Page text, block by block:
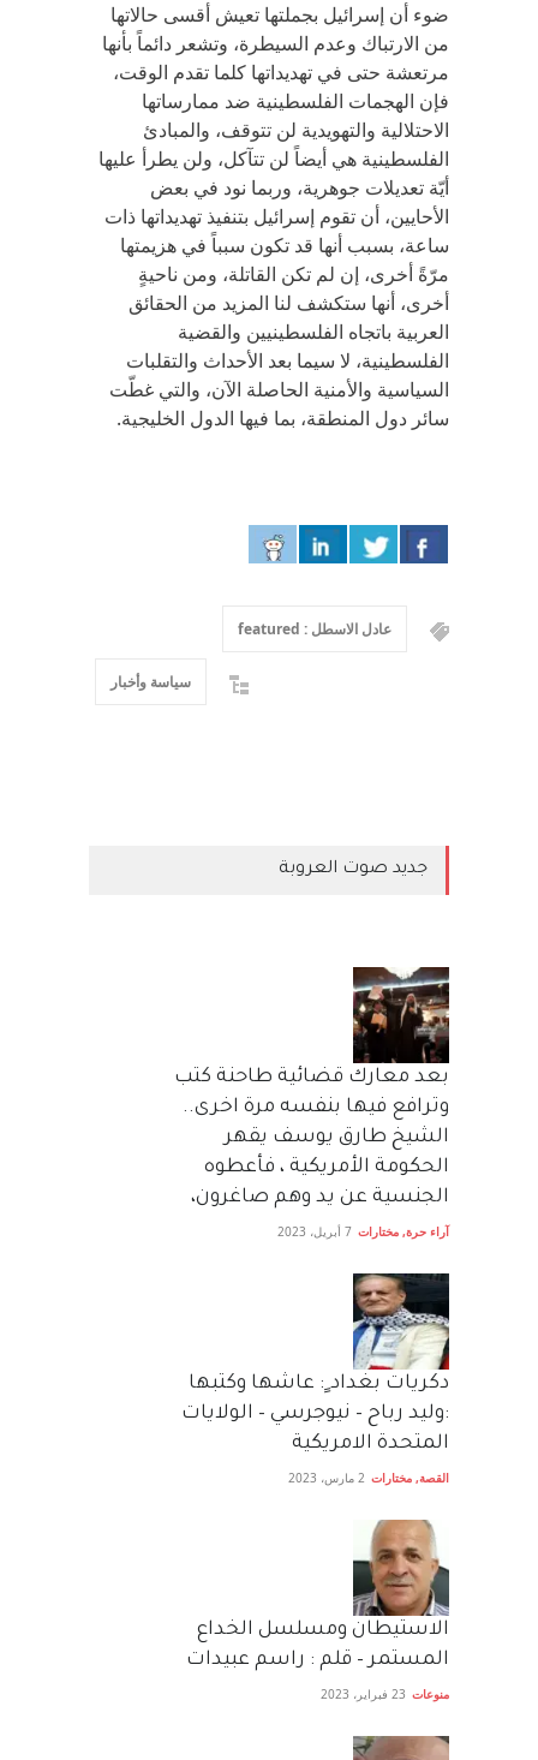
ضوء أن إسرائيل بجملتها تعيش أقسى حالاتها
من الارتباك وعدم السيطرة، وتشعر دائماً بأنها
مرتعشة حتى في تهديداتها كلما تقدم الوقت،
فإن الهجمات الفلسطينية ضد ممارساتها
الاحتلالية والتهويدية لن تتوقف، والمبادئ
الفلسطينية هي أيضاً لن تتآكل، ولن يطرأ عليها
أيّة تعديلات جوهرية، وربما نود في بعض
الأحايين، أن تقوم إسرائيل بتنفيذ تهديداتها ذات
ساعة، بسبب أنها قد تكون سبباً في هزيمتها
مرّةً أخرى، إن لم تكن القاتلة، ومن ناحيةٍ
أخرى، أنها ستكشف لنا المزيد من الحقائق
العربية باتجاه الفلسطينيين والقضية
الفلسطينية، لا سيما بعد الأحداث والتقلبات
السياسية والأمنية الحاصلة الآن، والتي غطّت
سائر دول المنطقة، بما فيها الدول الخليجية.
عادل الاسطل : featured
سياسة وأخبار
جديد صوت العروبة
بعد معارك قضائية طاحنة كتب
وترافع فيها بنفسه مرة اخرى..
الشيخ طارق يوسف يقهر
الحكومة الأمريكية ، فأعطوه
الجنسية عن يد وهم صاغرون،
آراء حرة, مختارات 7 أبريل، 2023
دكريات بغداد ٍ: عاشها وكتبها
:وليد رباح – نيوجرسي – الولايات
المتحدة الامريكية
القصة, مختارات 2 مارس، 2023
الاستيطان ومسلسل الخداع
المستمر – قلم : راسم عبيدات
منوعات 23 فبراير، 2023